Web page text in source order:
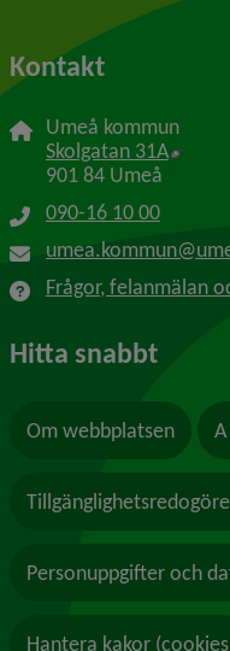
Kontakt
Umeå kommun
Skolgatan 31A Länk
901 84 Umeå
090-16 10 00
Frågor, felanmälan
Hitta snabbt
Om webbplatsen
Personuppgifter och
Hantera kakor